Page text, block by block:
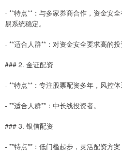
- **特点**：与多家券商合作，资金安
易系统稳定。
- **适合人群**：对资金安全要求高的投
### 2. 金证配资
- **特点**：专注股票配资多年，风控体
- **适合人群**：中长线投资者。
### 3. 银信配资
- **特点**：低门槛起步，灵活配资方案